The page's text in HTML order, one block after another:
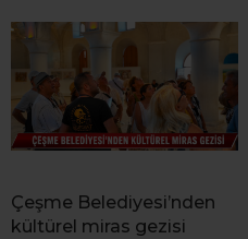
Çeşme Belediyesi’nden
kültürel miras gezisi